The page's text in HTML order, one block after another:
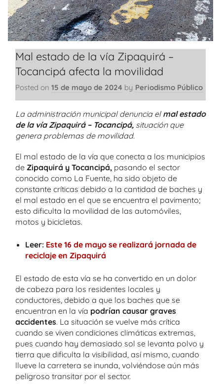
Mal estado de la vía Zipaquirá –
Tocancipá afecta la movilidad
Posted on 15 de mayo de 2024 by Periodismo Público
La administración municipal denuncia el mal estado
de la vía Zipaquirá – Tocancipá, situación que
genera problemas de movilidad.
El mal estado de la vía que conecta a los municipios
de Zipaquirá y Tocancipá, pasando el sector
conocido como La Fuente, ha sido objeto de
constante críticas debido a la cantidad de baches y
el mal estado en el que se encuentra el pavimento;
esto dificulta la movilidad de las automóviles,
motos y bicicletas.
Leer: Este 16 de mayo se realizará jornada de
reciclaje en Zipaquirá
El estado de esta vía se ha convertido en un dolor
de cabeza para los residentes locales y
conductores, debido a que los baches que se
encuentran en la vía podrían causar graves
accidentes. La situación se vuelve más crítica
cuando se viven condiciones climáticas extremas,
pues cuando hay demasiado sol se levanta polvo y
tierra que dificulta la visibilidad, así mismo, cuando
llueve la carretera se inunda, volviéndose aún más
peligroso transitar por el sector.